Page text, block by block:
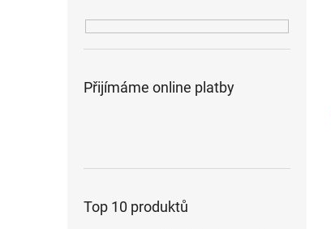
Přijímáme online platby
Top 10 produktů